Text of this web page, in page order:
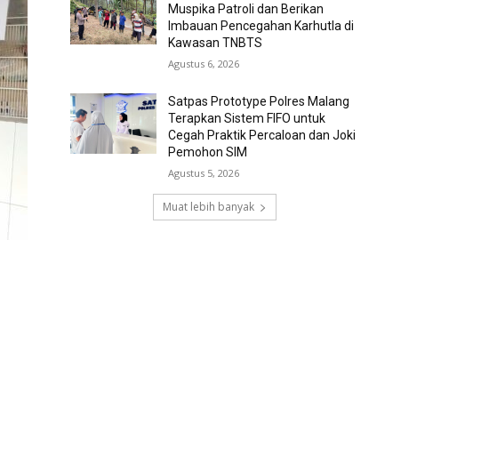
Muspika Patroli dan Berikan
Imbauan Pencegahan Karhutla di
Kawasan TNBTS
Agustus 6, 2026
Satpas Prototype Polres Malang
Terapkan Sistem FIFO untuk
Cegah Praktik Percaloan dan Joki
Pemohon SIM
Agustus 5, 2026
Muat lebih banyak